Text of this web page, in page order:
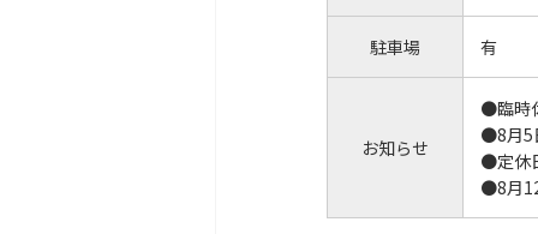
駐車場 有
お知らせ
●臨時
●8月
●定休
●8月